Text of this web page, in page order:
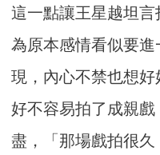
這一點讓王星越坦
為原本感情看似要
現，內心不禁也想
好不容易拍了成親
盡，「那場戲拍很